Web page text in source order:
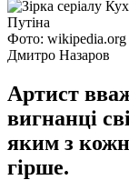
Фото: wikipedia.org
Дмитро Назаров
Артист
вигнанці
яким з
гірше.